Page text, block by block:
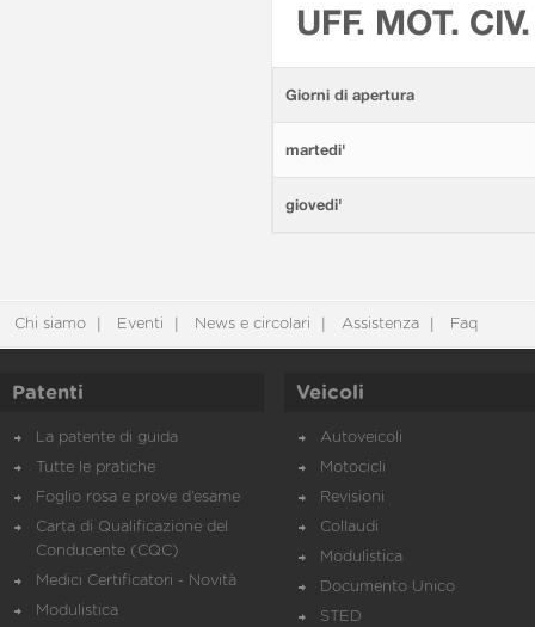
UFF. MOT.
Giorni di apertura
martedi'
giovedi'
Chi siamo Eventi News e circolari Assistenza Faq
Patenti
La patente di guida
Tutte le pratiche
Foglio rosa e prove d’esame
Carta di Qualificazione del
Conducente (CQC)
Medici Certificatori - Novità
Modulistica
Veicoli
Autoveicoli
Motocicli
Revisioni
Collaudi
Modulistica
Documento Unico
STED